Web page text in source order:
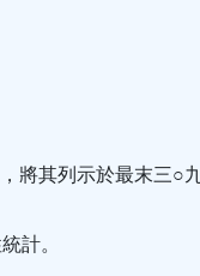
將其列示於最末三○
計。